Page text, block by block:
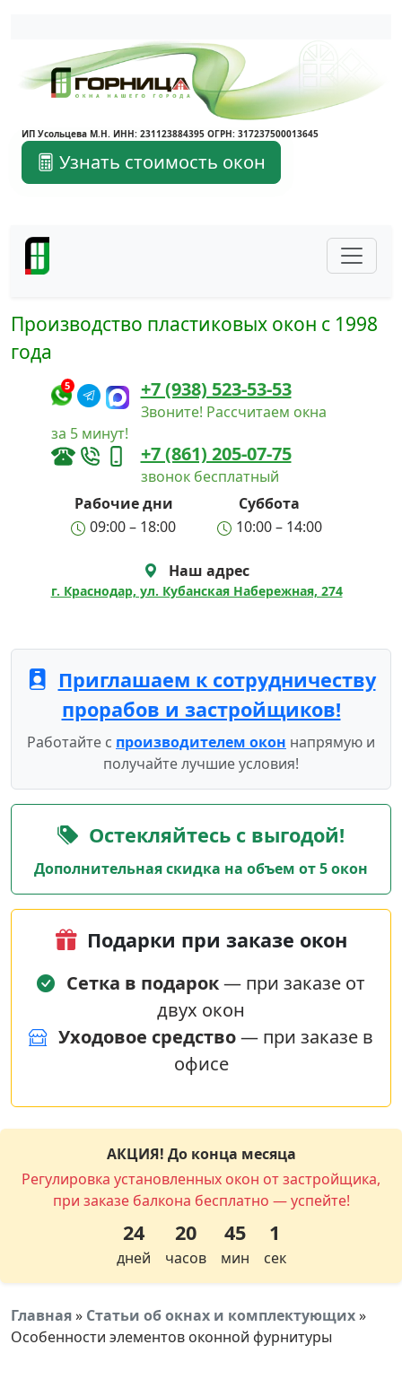
Написать в Max
Написать в Telegram
ИП Усольцева М.Н. ИНН: 231123884395 ОГРН: 317237500013645
Узнать стоимость окон
Производство пластиковых окон с 1998
года
5 +7 (938) 523-53-53
Звоните! Рассчитаем окна
за 5 минут!
+7 (861) 205-07-75
звонок бесплатный
Рабочие дни
Суббота
09:00 – 18:00
10:00 – 14:00
Наш адрес
г. Краснодар, ул. Кубанская Набережная, 274
Приглашаем к сотрудничеству
прорабов и застройщиков!
Работайте с производителем окон напрямую и
получайте лучшие условия!
Остекляйтесь с выгодой!
Дополнительная скидка на объем от 5 окон
Подарки при заказе окон
Сетка в подарок— при заказе от
двух окон
Уходовое средство— при заказе в
офисе
АКЦИЯ! До конца месяца
Регулировка установленных окон от застройщика,
при заказе балкона бесплатно — успейте!
24
дней
20
часов
45
мин
0
сек
Главная» Статьи об окнах и комплектующих»
Особенности элементов оконной фурнитуры